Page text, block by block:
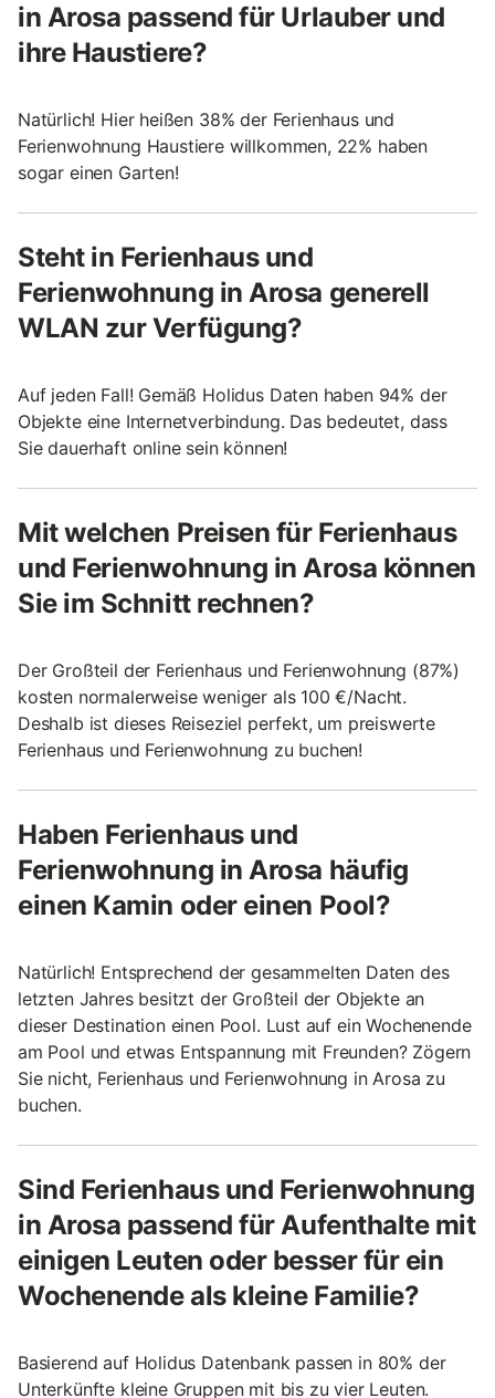
in Arosa passend für Urlauber und
ihre Haustiere?
Natürlich! Hier heißen 38% der Ferienhaus und
Ferienwohnung Haustiere willkommen, 22% haben
sogar einen Garten!
Steht in Ferienhaus und
Ferienwohnung in Arosa generell
WLAN zur Verfügung?
Auf jeden Fall! Gemäß Holidus Daten haben 94% der
Objekte eine Internetverbindung. Das bedeutet, dass
Sie dauerhaft online sein können!
Mit welchen Preisen für Ferienhaus
und Ferienwohnung in Arosa können
Sie im Schnitt rechnen?
Der Großteil der Ferienhaus und Ferienwohnung (87%)
kosten normalerweise weniger als 100 €/Nacht.
Deshalb ist dieses Reiseziel perfekt, um preiswerte
Ferienhaus und Ferienwohnung zu buchen!
Haben Ferienhaus und
Ferienwohnung in Arosa häufig
einen Kamin oder einen Pool?
Natürlich! Entsprechend der gesammelten Daten des
letzten Jahres besitzt der Großteil der Objekte an
dieser Destination einen Pool. Lust auf ein Wochenende
am Pool und etwas Entspannung mit Freunden? Zögern
Sie nicht, Ferienhaus und Ferienwohnung in Arosa zu
buchen.
Sind Ferienhaus und Ferienwohnung
in Arosa passend für Aufenthalte mit
einigen Leuten oder besser für ein
Wochenende als kleine Familie?
Basierend auf Holidus Datenbank passen in 80% der
Unterkünfte kleine Gruppen mit bis zu vier Leuten.